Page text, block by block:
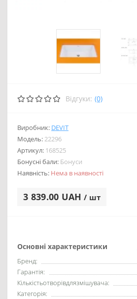
Відгуки: (0)
Виробник: DEVIT
Модель:22296
Артикул: 168525
Бонусні бали: Бонуси
Наявність: Нема в наявності
3 839.00 UAH / шт
Основні характеристики
Бренд:
Гарантія:
Кількістьотворівдлязмішувача:
Категорія: